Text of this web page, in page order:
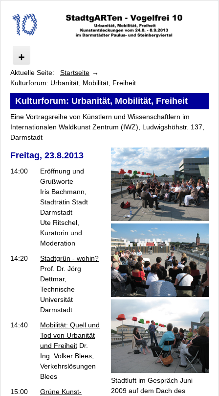
Vogelfrei
Ausstellung
Künstler
Programm
Kulturforum: Urbanität, Mobilität, Freiheit
Katherine Ball
Jörg Dettmar
Michelle Illuminato
Arne Lösekann
Christian v. Malottki
Dorothea Seror
Käthe Wenzel
Kooperationspartner
Unterstützer und Sponsoren
Presse
Vogelfrei 10 - Team
Datenschutz
Aktuelle Seite:
Startseite
Kulturforum: Urbanität, Mobilität, Freiheit
Kulturforum: Urbanität, Mobilität, Freiheit
Eine Vortragsreihe von Künstlern und Wissenschaftlern im
Internationalen Waldkunst Zentrum (IWZ), Ludwigshöhstr. 137,
Darmstadt
Freitag, 23.8.2013
14:00
Eröffnung und
Grußworte
Iris Bachmann,
Stadträtin Stadt
Darmstadt
Ute Ritschel,
Kuratorin und
Moderation
14:20
Stadtgrün - wohin?
Prof. Dr. Jörg
Dettmar,
Technische
Universität
Darmstadt
14:40
Mobilität: Quell und
Tod von Urbanität
und Freiheit Dr.
Ing. Volker Blees,
Verkehrslösungen
Blees
15:00
Grüne Kunst-
Stadtluft im Gespräch Juni
2009 auf dem Dach des